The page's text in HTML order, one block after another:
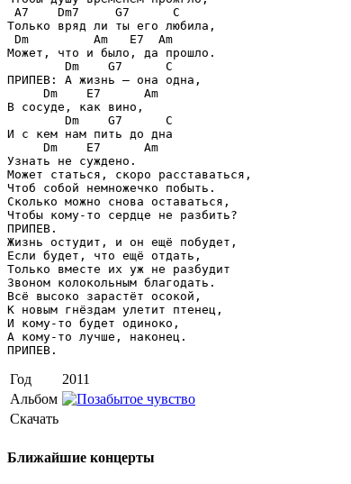
A7    Dm7     G7      C
Dm         Am   E7  Am
        Dm    G7      C
     Dm    E7      Am
        Dm    G7      C
     Dm    E7      Am
Узнать не суждено.
Может статься, скоро расставаться,
Чтоб собой немножечко побыть.
Сколько можно снова оставаться,
Чтобы кому-то сердце не разбить?
ПРИПЕВ.
Жизнь остудит, и он ещё побудет,
Если будет, что ещё отдать,
Только вместе их уж не разбудит
Звоном колокольным благодать.
Всё высоко зарастёт осокой,
К новым гнёздам улетит птенец,
И кому-то будет одиноко,
А кому-то лучше, наконец.
ПРИПЕВ.
Год
2011
Альбом
Скачать
Ближайшие концерты